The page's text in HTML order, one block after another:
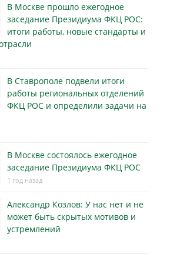
В Москве прошло ежегодное
заседание Президиума ФКЦ РОС:
итоги работы, новые стандарты и
В Ставрополе подвели итоги
работы региональных отделений
ФКЦ РОС и определили задачи на
В Москве состоялось ежегодное
заседание Президиума ФКЦ РОС
1 год назад
Александр Козлов: У нас нет и не
может быть скрытых мотивов и
устремлений